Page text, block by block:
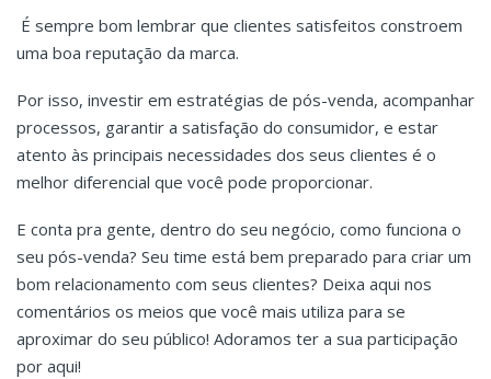
É sempre bom lembrar que clientes satisfeitos constroem
uma boa reputação da marca.
Por isso, investir em estratégias de pós-venda, acompanhar
processos, garantir a satisfação do consumidor, e estar
atento às principais necessidades dos seus clientes é o
melhor diferencial que você pode proporcionar.
E conta pra gente, dentro do seu negócio, como funciona o
seu pós-venda? Seu time está bem preparado para criar um
bom relacionamento com seus clientes? Deixa aqui nos
comentários os meios que você mais utiliza para se
aproximar do seu público! Adoramos ter a sua participação
por aqui!